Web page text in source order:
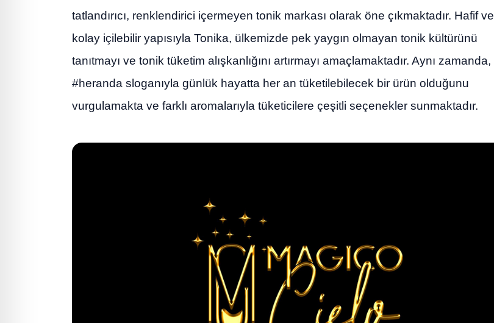
tatlandırıcı, renklendirici içermeyen tonik markası olarak öne çıkmaktadır. Hafif ve
kolay içilebilir yapısıyla Tonika, ülkemizde pek yaygın olmayan tonik kültürünü
tanıtmayı ve tonik tüketim alışkanlığını artırmayı amaçlamaktadır. Aynı zamanda,
#heranda sloganıyla günlük hayatta her an tüketilebilecek bir ürün olduğunu
vurgulamakta ve farklı aromalarıyla tüketicilere çeşitli seçenekler sunmaktadır.